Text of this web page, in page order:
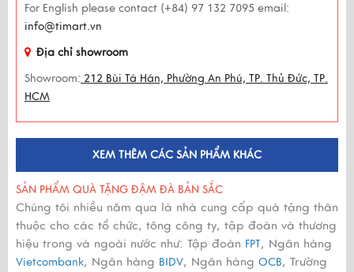
For English please contact (+84) 97 132 7095 email:
info@timart.vn
Địa chỉ showroom
Showroom: 212 Bùi Tá Hán, Phường An Phú, TP. Thủ Đức, TP.
HCM
XEM THÊM CÁC SẢN PHẨM KHÁC
SẢN PHẨM QUÀ TẶNG ĐẬM ĐÀ BẢN SẮC
Chúng tôi nhiều năm qua là nhà cung cấp quà tặng thân
thuộc cho các tổ chức, tông công ty, tập đoàn và thương
hiệu trong và ngoài nước như: Tập đoàn FPT, Ngân hàng
Vietcombank, Ngân hàng BIDV, Ngân hàng OCB, Trường